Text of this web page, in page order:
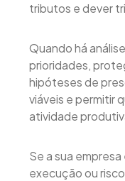
tributos e dever
Quando há
prioridades,
hipóteses de
viáveis e permitir
atividade
Se a sua
execução ou